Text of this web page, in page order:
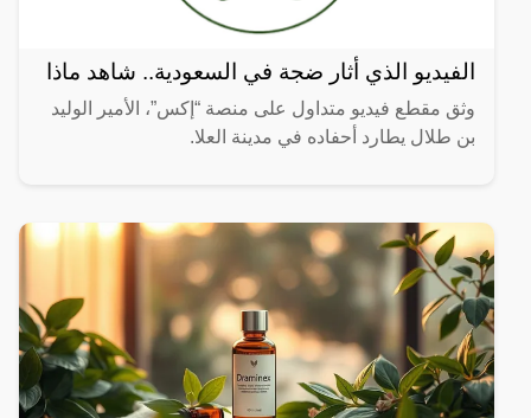
الفيديو الذي أثار ضجة في السعودية.. شاهد ماذا
وثق مقطع فيديو متداول على منصة “إكس”، الأمير الوليد
بن طلال يطارد أحفاده في مدينة العلا.